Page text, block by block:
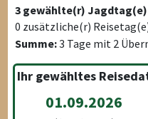
3 gewählte(r) Jagdtag(e)
0 zusätzliche(r)
Summe:3 Tage mit 2
Ihr gewähltes
01.09.2026